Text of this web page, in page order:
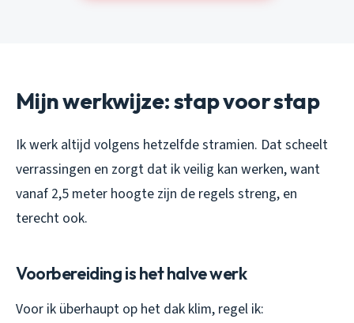
Mijn werkwijze: stap voor stap
Ik werk altijd volgens hetzelfde stramien. Dat scheelt
verrassingen en zorgt dat ik veilig kan werken, want
vanaf 2,5 meter hoogte zijn de regels streng, en
terecht ook.
Voorbereiding is het halve werk
Voor ik überhaupt op het dak klim, regel ik: